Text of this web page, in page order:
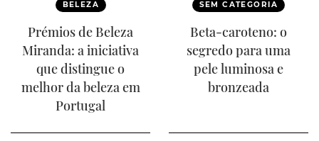
BELEZA
Prémios de Beleza
Miranda: a iniciativa
que distingue o
melhor da beleza em
Portugal
SEM CATEGORIA
Beta-caroteno: o
segredo para uma
pele luminosa e
bronzeada